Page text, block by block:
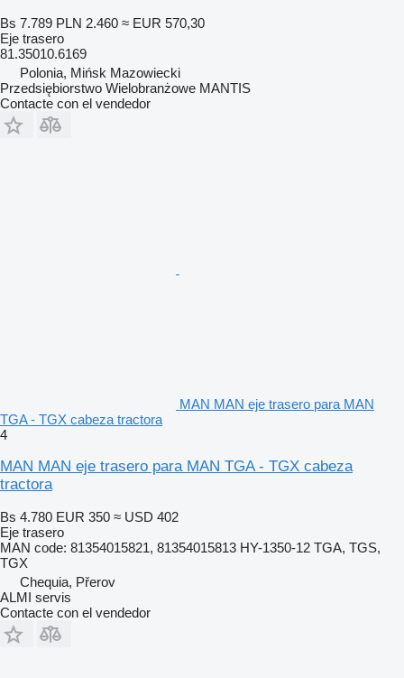
Bs 7.789 PLN 2.460 ≈ EUR 570,30
Eje trasero
81.35010.6169
Polonia, Mińsk Mazowiecki
Przedsiębiorstwo Wielobranżowe MANTIS
Contacte con el vendedor
MAN MAN eje trasero para MAN
TGA - TGX cabeza tractora
4
MAN MAN eje trasero para MAN TGA - TGX cabeza
tractora
Bs 4.780 EUR 350 ≈ USD 402
Eje trasero
MAN code: 81354015821, 81354015813 HY-1350-12 TGA, TGS,
TGX
Chequia, Přerov
ALMI servis
Contacte con el vendedor